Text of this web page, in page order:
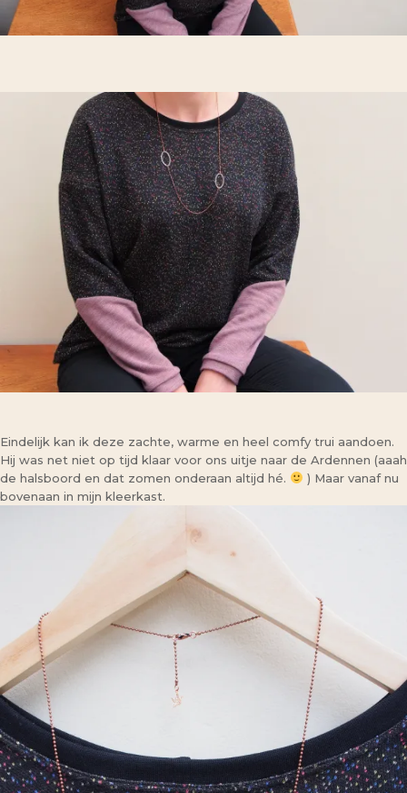
Eindelijk kan ik deze zachte, warme en heel comfy trui aandoen.
Hij was net niet op tijd klaar voor ons uitje naar de Ardennen (aaah
de halsboord en dat zomen onderaan altijd hé.
) Maar vanaf nu
bovenaan in mijn kleerkast.